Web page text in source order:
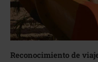
Reconocimiento de